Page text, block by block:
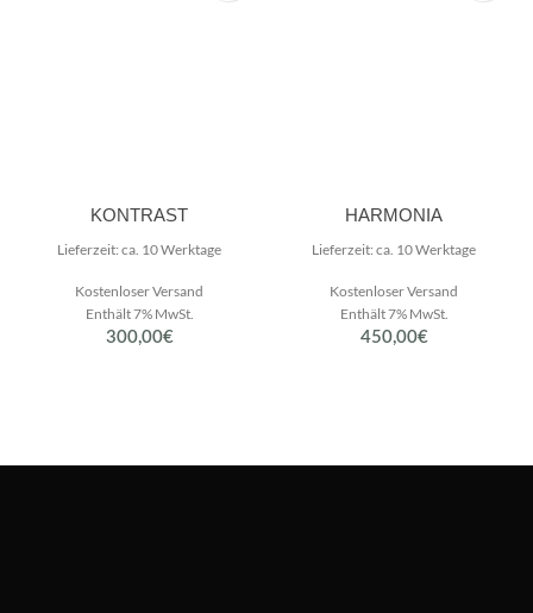
KONTRAST
300,00€
Enthält 7% MwSt.
Kostenloser Versand
Lieferzeit: ca. 10 Werktage
HARMONIA
450,00€
Enthält 7% MwSt.
Kostenloser Versand
Lieferzeit: ca. 10 Werktage